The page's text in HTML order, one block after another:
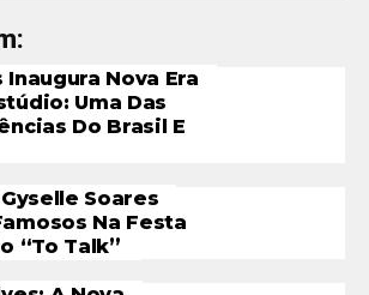
Nova Era
Uma Das
Do Brasil E
Soares
Na Festa
“To Talk”